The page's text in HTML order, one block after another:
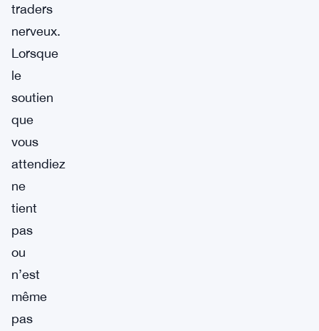
traders
nerveux.
Lorsque
le
soutien
que
vous
attendiez
ne
tient
pas
ou
n’est
même
pas